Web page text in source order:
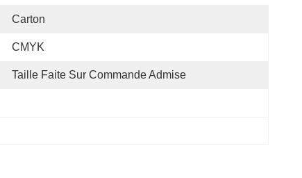
Carton
CMYK
Taille Faite Sur Commande Admise